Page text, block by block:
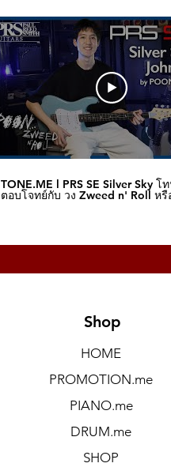
TONE.ME l PRS SE Silver Sky โ
ตอบโจทย์กับ วง Zweed n' Roll หรือ
Shop
HOME
PROMOTION.me
PIANO.me
DRUM.me
SHOP